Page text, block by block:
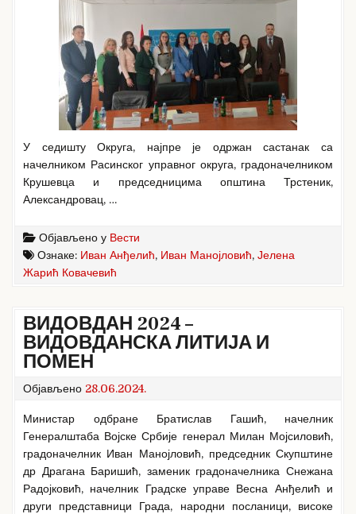
У седишту Округа, најпре је одржан састанак са
начелником Расинског управног округа, градоначелником
Крушевца и председницима општина Трстеник,
Александровац, …
Објављено у Вести
Ознаке: Иван Анђелић, Иван Манојловић, Јелена
Жарић Ковачевић
ВИДОВДАН 2024 –
ВИДОВДАНСКА ЛИТИЈА И
ПОМЕН
Објављено 28.06.2024.
Министар одбране Братислав Гашић, начелник
Генералштаба Војске Србије генерал Милан Мојсиловић,
градоначелник Иван Манојловић, председник Скупштине
др Драгана Баришић, заменик градоначелника Снежана
Радојковић, начелник Градске управе Весна Анђелић и
други представници Града, народни посланици, високе